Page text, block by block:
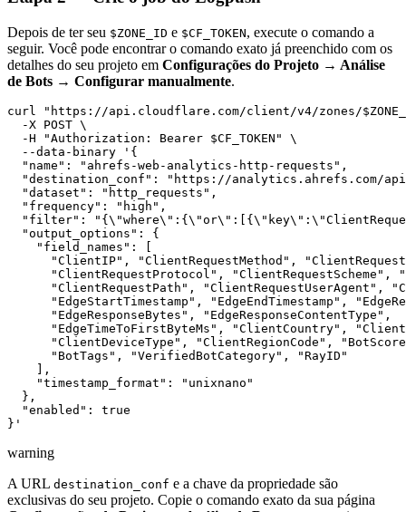
Depois de ter seu $ZONE_ID e $CF_TOKEN, execute o comando a
seguir. Você pode encontrar o comando exato já preenchido com os
detalhes do seu projeto em Configurações do Projeto → Análise
de Bots → Configurar manualmente.
curl "https://api.cloudflare.com/client/v4/zones/
  -X POST \
  -H "Authorization: Bearer $CF_TOKEN" \
  --data-binary '{
  "name": "ahrefs-web-analytics-http-requests",
"destination_conf": "https://analytics.ahrefs.com/
  "dataset": "http_requests",
  "frequency": "high",
"filter":
  "output_options": {
    "field_names": [
"ClientIP", "ClientRequestMethod",
"ClientRequestProtocol", "ClientRequestScheme",
"ClientRequestPath", "ClientRequestUserAgent",
"EdgeStartTimestamp", "EdgeEndTimestamp",
      "EdgeResponseBytes", "EdgeResponseContentType",
"EdgeTimeToFirstByteMs", "ClientCountry",
"ClientDeviceType", "ClientRegionCode",
      "BotTags", "VerifiedBotCategory", "RayID"
    ],
    "timestamp_format": "unixnano"
  },
  "enabled": true
warning
A URL destination_conf e a chave da propriedade são
exclusivas do seu projeto. Copie o comando exato da sua página